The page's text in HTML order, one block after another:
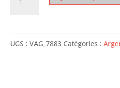
d'oreilles
"Cocktail
UGS : VAG_7883 Catégories :